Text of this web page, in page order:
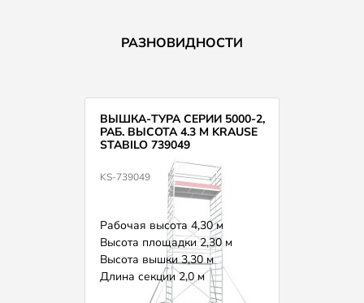
РАЗНОВИДНОСТИ
ВЫШКА-ТУРА СЕРИИ 5000-2,
РАБ. ВЫСОТА 4.3 М KRAUSE
STABILO 739049
KS-739049
Рабочая высота 4,30 м
Высота площадки 2,30 м
Высота вышки 3,30 м
Длина секции 2,0 м
Вес 153,0 кг